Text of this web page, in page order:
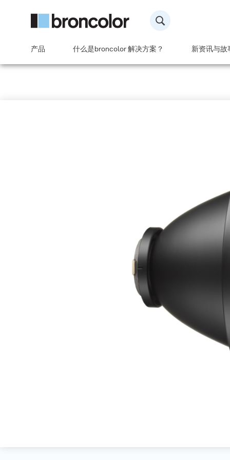
产品 什么是broncolor 解决方案？ 新资讯与故